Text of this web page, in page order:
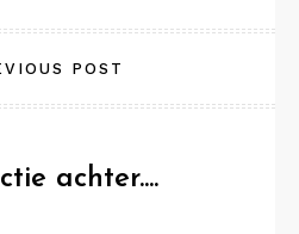
POST
achter....